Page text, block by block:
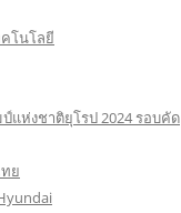
โนโลยี
แห่งชาติยุโรป 2024 รอบคัด
ย